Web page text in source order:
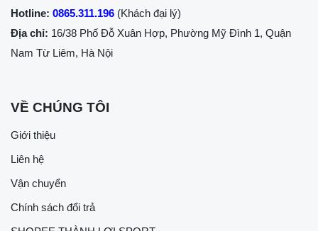
Hotline: 0865.311.196 (Khách đại lý)
Địa chỉ: 16/38 Phố Đỗ Xuân Hợp, Phường Mỹ Đình 1, Quận
Nam Từ Liêm, Hà Nội
VỀ CHÚNG TÔI
Giới thiệu
Liên hệ
Vận chuyển
Chính sách đổi trả